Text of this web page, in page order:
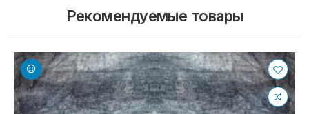
Рекомендуемые товары